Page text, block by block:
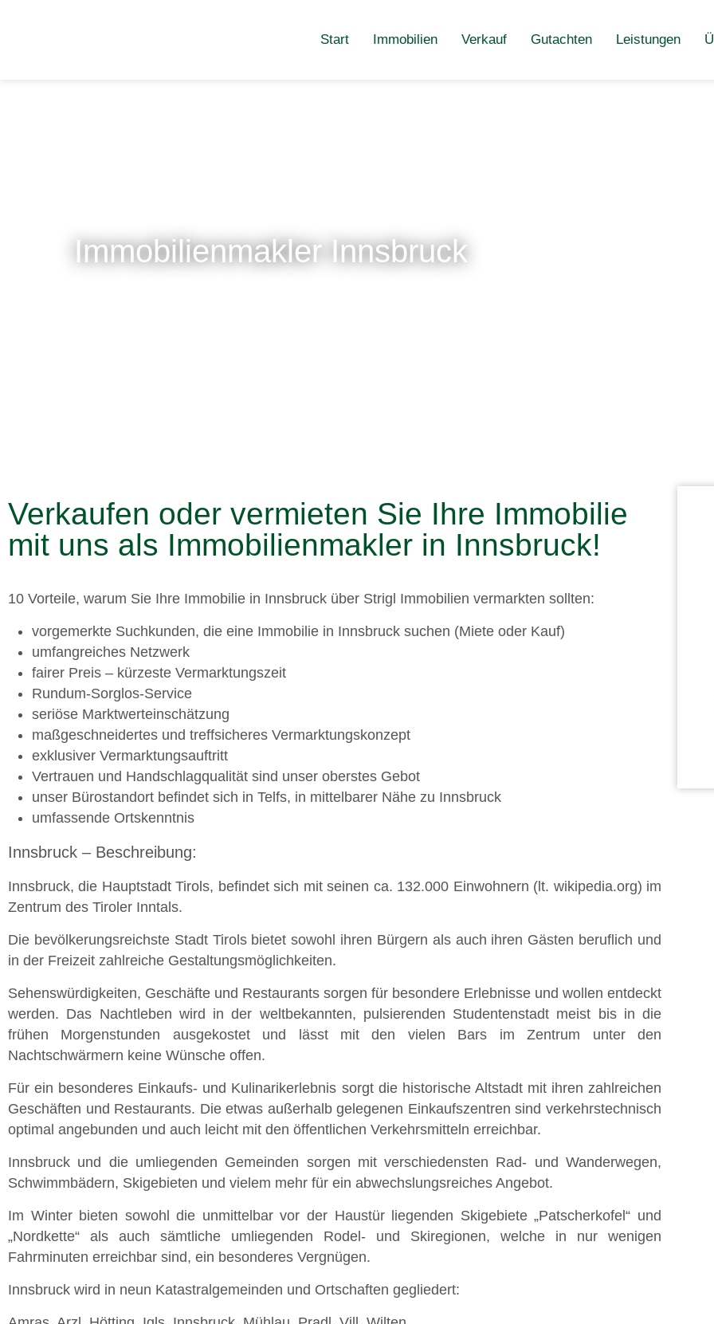
Start Immobilien Verkauf Gutachten Leistungen
Immobilienmakler Innsbruck
Verkaufen oder vermieten Sie Ihre Immobilie
mit uns als Immobilienmakler in Innsbruck!
10 Vorteile, warum Sie Ihre Immobilie in Innsbruck über Strigl Immobilien vermarkten sollten:
vorgemerkte Suchkunden, die eine Immobilie in Innsbruck suchen (Miete oder Kauf)
umfangreiches Netzwerk
fairer Preis – kürzeste Vermarktungszeit
Rundum-Sorglos-Service
seriöse Marktwerteinschätzung
maßgeschneidertes und treffsicheres Vermarktungskonzept
exklusiver Vermarktungsauftritt
Vertrauen und Handschlagqualität sind unser oberstes Gebot
unser Bürostandort befindet sich in Telfs, in mittelbarer Nähe zu Innsbruck
umfassende Ortskenntnis
Innsbruck – Beschreibung:
Innsbruck, die Hauptstadt Tirols, befindet sich mit seinen ca. 132.000 Einwohnern (lt. wikipedia.org) im
Zentrum des Tiroler Inntals.
Die bevölkerungsreichste Stadt Tirols bietet sowohl ihren Bürgern als auch ihren Gästen beruflich und
in der Freizeit zahlreiche Gestaltungsmöglichkeiten.
Sehenswürdigkeiten, Geschäfte und Restaurants sorgen für besondere Erlebnisse und wollen entdeckt
werden. Das Nachtleben wird in der weltbekannten, pulsierenden Studentenstadt meist bis in die
frühen Morgenstunden ausgekostet und lässt mit den vielen Bars im Zentrum unter den
Nachtschwärmern keine Wünsche offen.
Für ein besonderes Einkaufs- und Kulinarikerlebnis sorgt die historische Altstadt mit ihren zahlreichen
Geschäften und Restaurants. Die etwas außerhalb gelegenen Einkaufszentren sind verkehrstechnisch
optimal angebunden und auch leicht mit den öffentlichen Verkehrsmitteln erreichbar.
Innsbruck und die umliegenden Gemeinden sorgen mit verschiedensten Rad- und Wanderwegen,
Schwimmbädern, Skigebieten und vielem mehr für ein abwechslungsreiches Angebot.
Im Winter bieten sowohl die unmittelbar vor der Haustür liegenden Skigebiete „Patscherkofel“ und
„Nordkette“ als auch sämtliche umliegenden Rodel- und Skiregionen, welche in nur wenigen
Fahrminuten erreichbar sind, ein besonderes Vergnügen.
Innsbruck wird in neun Katastralgemeinden und Ortschaften gegliedert: